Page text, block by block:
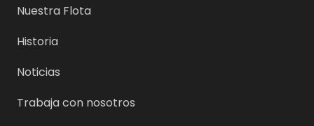
Nuestra Flota
Historia
Noticias
Trabaja con nosotros